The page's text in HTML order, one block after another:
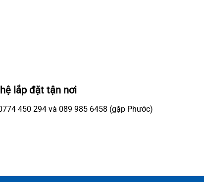
lắp đặt tận nơi
450 294 và 089 985 6458 (gặp Phước)